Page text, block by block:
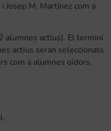
Josep M. Martínez com a
alumnes actius). El termini
actius seran seleccionats
com a alumnes oïdors,